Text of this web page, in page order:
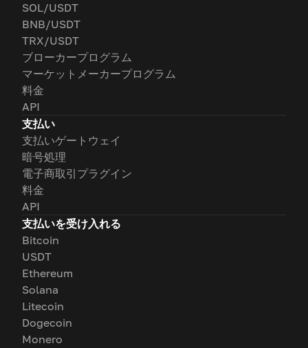
SOL/USDT
BNB/USDT
TRX/USDT
ブローカープログラム
マーケットメーカープログラム
料金
API
支払い
支払いゲートウェイ
暗号処理
電子商取引プラグイン
料金
API
支払いを受け入れる
Bitcoin
USDT
Ethereum
Solana
Litecoin
Dogecoin
Monero